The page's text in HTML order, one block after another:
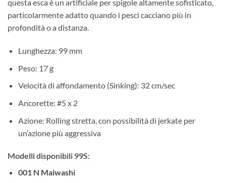
questa esca è un artificiale per spigole altamente sofisticato,
particolarmente adatto quando i pesci cacciano più in
profondità o a distanza.
Lunghezza: 99 mm
Peso: 17 g
Velocità di affondamento (Sinking): 32 cm/sec
Ancorette: #5 x 2
Azione: Rolling stretta, con possibilità di jerkate per
un’azione più aggressiva
Modelli disponibili 99S:
001 N Maiwashi